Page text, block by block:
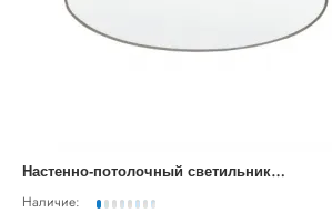
Н
астенно-потолочный светильник Pasteri 97612
Наличие: